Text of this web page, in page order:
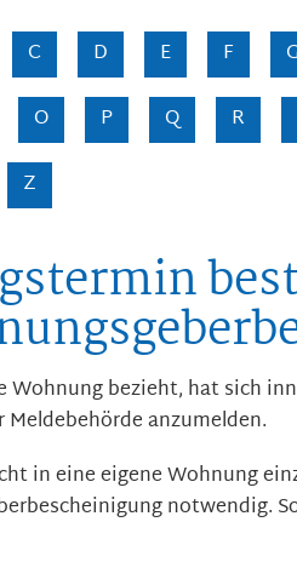
C D E F
O P Q R
Z
Wohnung bezieht, hat sich
Meldebehörde anzumelden.
in eine eigene Wohnung
notwendig.